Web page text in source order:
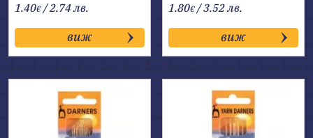
1.40€ / 2.74 лв.
виж
1.80€ / 3.52 лв.
виж